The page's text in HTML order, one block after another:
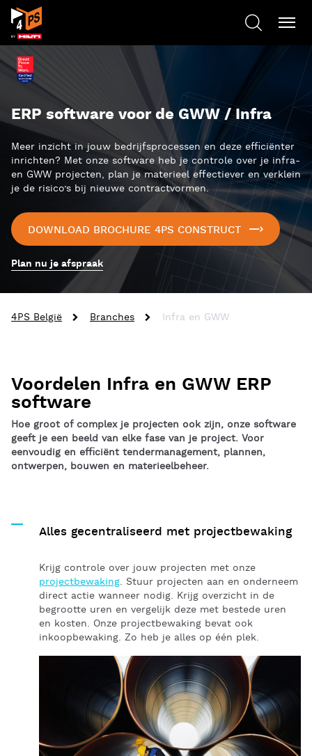
ERP software voor de GWW / Infra
Meer inzicht in jouw bedrijfsprocessen en deze efficiënter
inrichten? Met onze software heb je controle over je infra-
en GWW projecten, plan je materieel effectiever en verklein
je de risico’s bij nieuwe contractvormen.
DOWNLOAD BROCHURE 4PS CONSTRUCT
Plan nu je afspraak
4PS België Branches Infra en GWW
Voordelen Infra en GWW ERP
software
Hoe groot of complex je projecten ook zijn, onze software
geeft je een beeld van elke fase van je project. Voor
eenvoudig en efficiënt tendermanagement, plannen,
ontwerpen, bouwen en materieelbeheer.
Alles gecentraliseerd met projectbewaking
Krijg controle over jouw projecten met onze
projectbewaking. Stuur projecten aan en onderneem
direct actie wanneer nodig. Krijg overzicht in de
begrootte uren en vergelijk deze met bestede uren
en kosten. Onze projectbewaking bevat ook
inkoopbewaking. Zo heb je alles op één plek.